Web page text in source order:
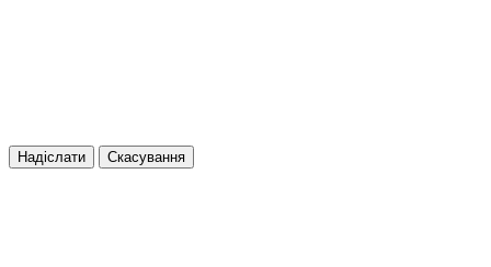
Надіслати Скасування